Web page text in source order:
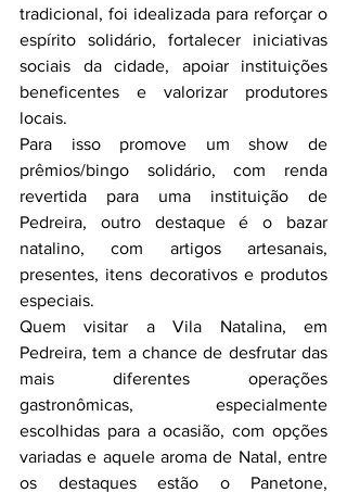
tradicional, foi idealizada para reforçar o
espírito solidário, fortalecer iniciativas
sociais da cidade, apoiar instituições
beneficentes e valorizar produtores
locais.
Para isso promove um show de
prêmios/bingo solidário, com renda
revertida para uma instituição de
Pedreira, outro destaque é o bazar
natalino, com artigos artesanais,
presentes, itens decorativos e produtos
especiais.
Quem visitar a Vila Natalina, em
Pedreira, tem a chance de desfrutar das
mais diferentes operações
gastronômicas, especialmente
escolhidas para a ocasião, com opções
variadas e aquele aroma de Natal, entre
os destaques estão o Panetone,